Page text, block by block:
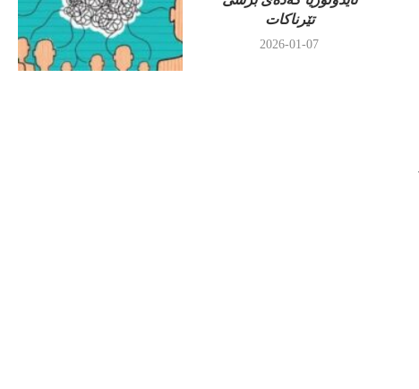
تێرناکات
2026-01-07